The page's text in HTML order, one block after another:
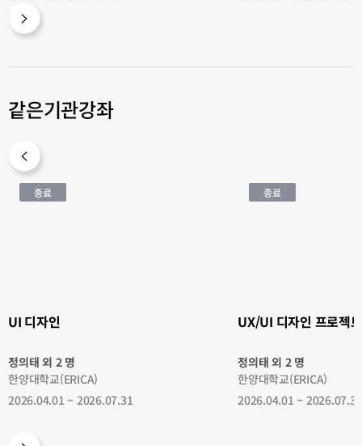
같은기관강좌
UI
자
종료
UI 디자인
정의태 외 2 명
한양대학교(ERICA)
2026.04.01 ~ 2026.07.31
UX/UI
자
종료
UX/UI 디자인 프로젝트
정의태 외 2 명
한양대학교(ERICA)
2026.04.01 ~ 2026.07.31